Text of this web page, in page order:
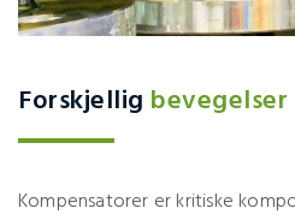
Forskjellig bevegelser
Kompensatorer er kritiske